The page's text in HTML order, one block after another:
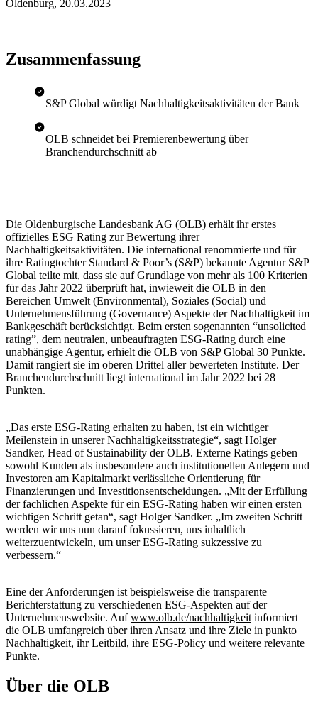
Oldenburg, 20.03.2023
Zusammenfassung
S&P Global würdigt Nachhaltigkeitsaktivitäten der Bank
OLB schneidet bei Premierenbewertung über
Branchendurchschnitt ab
Die Oldenburgische Landesbank AG (OLB) erhält ihr erstes
offizielles ESG Rating zur Bewertung ihrer
Nachhaltigkeitsaktivitäten. Die international renommierte und für
ihre Ratingtochter Standard & Poor’s (S&P) bekannte Agentur S&P
Global teilte mit, dass sie auf Grundlage von mehr als 100 Kriterien
für das Jahr 2022 überprüft hat, inwieweit die OLB in den
Bereichen Umwelt (Environmental), Soziales (Social) und
Unternehmensführung (Governance) Aspekte der Nachhaltigkeit im
Bankgeschäft berücksichtigt. Beim ersten sogenannten “unsolicited
rating”, dem neutralen, unbeauftragten ESG-Rating durch eine
unabhängige Agentur, erhielt die OLB von S&P Global 30 Punkte.
Damit rangiert sie im oberen Drittel aller bewerteten Institute. Der
Branchendurchschnitt liegt international im Jahr 2022 bei 28
Punkten.
„Das erste ESG-Rating erhalten zu haben, ist ein wichtiger
Meilenstein in unserer Nachhaltigkeitsstrategie“, sagt Holger
Sandker, Head of Sustainability der OLB. Externe Ratings geben
sowohl Kunden als insbesondere auch institutionellen Anlegern und
Investoren am Kapitalmarkt verlässliche Orientierung für
Finanzierungen und Investitionsentscheidungen. „Mit der Erfüllung
der fachlichen Aspekte für ein ESG-Rating haben wir einen ersten
wichtigen Schritt getan“, sagt Holger Sandker. „Im zweiten Schritt
werden wir uns nun darauf fokussieren, uns inhaltlich
weiterzuentwickeln, um unser ESG-Rating sukzessive zu
verbessern.“
Eine der Anforderungen ist beispielsweise die transparente
Berichterstattung zu verschiedenen ESG-Aspekten auf der
Unternehmenswebsite. Aufwww.olb.de/nachhaltigkeit informiert
die OLB umfangreich über ihren Ansatz und ihre Ziele in punkto
Nachhaltigkeit, ihr Leitbild, ihre ESG-Policy und weitere relevante
Punkte.
Über die OLB